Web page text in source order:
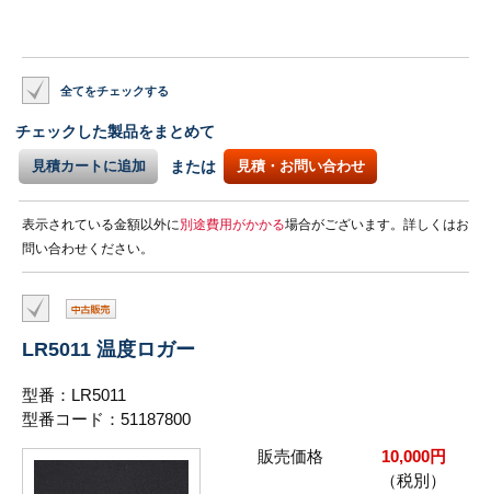
全てをチェックする
チェックした製品をまとめて
見積カートに追加 または 見積・お問い合わせ
表示されている金額以外に別途費用がかかる場合がございます。詳しくはお
問い合わせください。
LR5011 温度ロガー
型番：LR5011
型番コード：51187800
販売価格
10,000円
（税別）